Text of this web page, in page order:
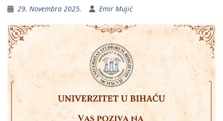
29. Novembra 2025. Emir Mujić